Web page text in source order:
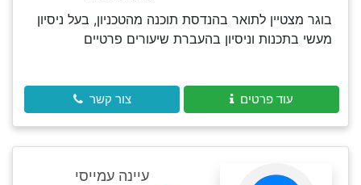
בוגר מצטיין לתואר בהנדסת תוכנה מהטכניון, בעל ניסיון
מעשי בתכנות וניסיון בהעברת שיעורים פרטיים
עוד פרטים צור קשר
עיינה עמייסי